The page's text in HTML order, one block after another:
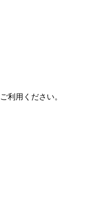
利用ください。